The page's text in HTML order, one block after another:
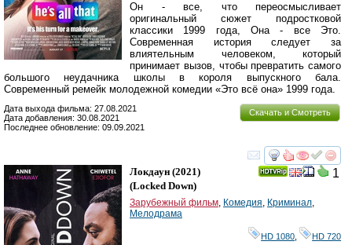
Он - все, что переосмысливает
оригинальный сюжет подростковой
классики 1999 года, Она - все Это.
Современная история следует за
влиятельным человеком, который
принимает вызов, чтобы превратить самого
большого неудачника школы в короля выпускного бала.
Современный ремейк молодежной комедии «Это всё она» 1999 года.
Скачать и Смотреть
Дата выхода фильма: 27.08.2021
Дата добавления: 30.08.2021
Последнее обновление: 09.09.2021
смотреть
1
Локдаун (2021)
(Locked Down)
Зарубежный фильм, Комедия, Криминал,
Мелодрама
HD 1080 HD 720